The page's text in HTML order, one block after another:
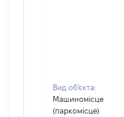
Вид об'єкта:
Машиномісце
(паркомісце)